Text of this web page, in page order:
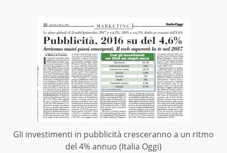
Gli investimenti in pubblicità cresceranno a un ritmo
del 4% annuo (Italia Oggi)